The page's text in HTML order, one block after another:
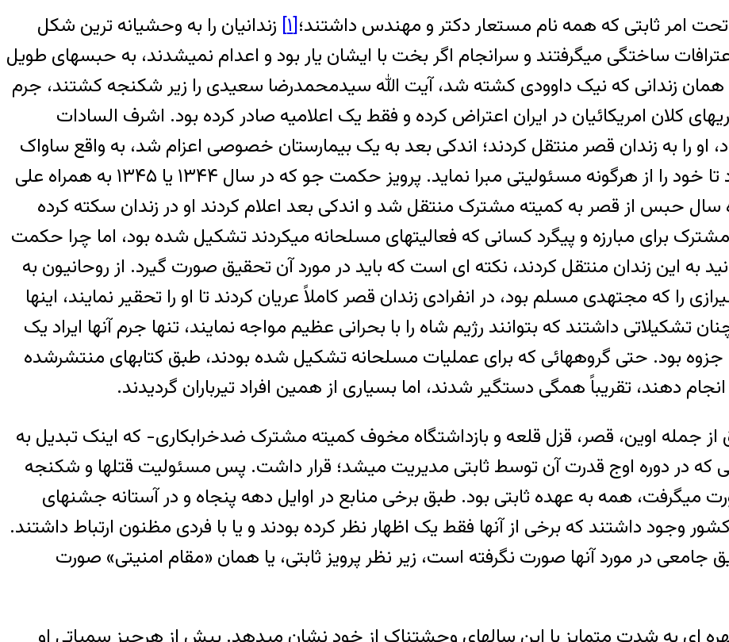
امر ثابتی که همه نام مستعار دکتر و مهندس داشتند؛[۱] زندانیان را به وحشیانه ترین شکل
ساختگی میگرفتند و سرانجام اگر بخت با ایشان یار بود و اعدام نمیشدند، به حبسهای طویل
همان زندانی که نیک داوودی کشته شد، آیت الله سیدمحمدرضا سعیدی را زیر شکنجه کشتند، جرم
کلان امریکائیان در ایران اعتراض کرده و فقط یک اعلامیه صادر کرده بود. اشرف السادات
را به زندان قصر منتقل کردند؛ اندکی بعد به یک بیمارستان خصوصی اعزام شد، به واقع ساواک
مرده متحرکی به نام خراسانی را از زندان آزاد کرد تا خود را از هرگونه مسئولیتی مبرا نماید. پرویز حکمت جو که در سال ۱۳۴۴ یا ۱۳۴۵ به همراه علی
سال حبس از قصر به کمیته مشترک منتقل شد و اندکی بعد اعلام کردند او در زندان سکته کرده
مشترک برای مبارزه و پیگرد کسانی که فعالیتهای مسلحانه میکردند تشکیل شده بود، اما چرا حکمت
به این زندان منتقل کردند، نکته ای است که باید در مورد آن تحقیق صورت گیرد. از روحانیون به
را که مجتهدی مسلم بود، در انفرادی زندان قصر کاملاً عریان کردند تا او را تحقیر نمایند، اینها
داشتند که بتوانند رژیم شاه را با بحرانی عظیم مواجه نمایند، تنها جرم آنها ایراد یک
جزوه بود. حتی گروههائی که برای عملیات مسلحانه تشکیل شده بودند، طبق کتابهای منتشرشده
دهند، تقریباً همگی دستگیر شدند، اما بسیاری از همین افراد تیرباران گردیدند.
از جمله اوین، قصر، قزل قلعه و بازداشتگاه مخوف کمیته مشترک ضدخرابکاری- که اینک تبدیل به
که در دوره اوج قدرت آن توسط ثابتی مدیریت میشد؛ قرار داشت. پس مسئولیت قتلها و شکنجه
میگرفت، همه به عهده ثابتی بود. طبق برخی منابع در اوایل دهه پنجاه و در آستانه جشنهای
وجود داشتند که برخی از آنها فقط یک اظهار نظر کرده بودند و یا با فردی مظنون ارتباط داشتند.
جامعی در مورد آنها صورت نگرفته است، زیر نظر پرویز ثابتی، یا همان «مقام امنیتی» صورت